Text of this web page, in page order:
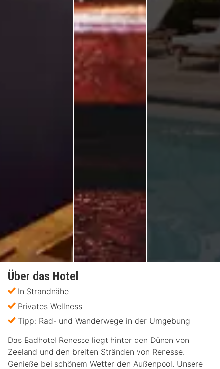
Über das Hotel
In Strandnähe
Privates Wellness
Tipp: Rad- und Wanderwege in der Umgebung
Das Badhotel Renesse liegt hinter den Dünen von
Zeeland und den breiten Stränden von Renesse.
Genieße bei schönem Wetter den Außenpool. Unsere